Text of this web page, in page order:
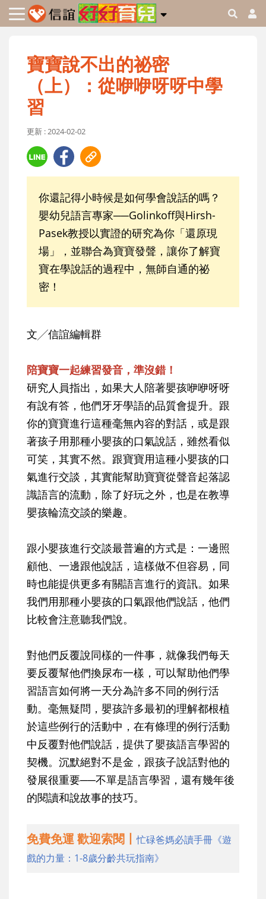
寶寶說不出的祕密
（上）：從咿咿呀呀中學
習
更新 : 2024-02-02
你還記得小時候是如何學會說話的嗎？
嬰幼兒語言專家──Golinkoff與Hirsh-
Pasek教授以實證的研究為你「還原現
場」，並聯合為寶寶發聲，讓你了解寶
寶在學說話的過程中，無師自通的祕
密！
文╱信誼編輯群
陪寶寶一起練習發音，準沒錯！
研究人員指出，如果大人陪著嬰孩咿咿呀呀
有說有答，他們牙牙學語的品質會提升。跟
你的寶寶進行這種毫無內容的對話，或是跟
著孩子用那種小嬰孩的口氣說話，雖然看似
可笑，其實不然。跟寶寶用這種小嬰孩的口
氣進行交談，其實能幫助寶寶從聲音起落認
識語言的流動，除了好玩之外，也是在教導
嬰孩輪流交談的樂趣。
跟小嬰孩進行交談最普遍的方式是：一邊照
顧他、一邊跟他說話，這樣做不但容易，同
時也能提供更多有關語言進行的資訊。如果
我們用那種小嬰孩的口氣跟他們說話，他們
比較會注意聽我們說。
對他們反覆說同樣的一件事，就像我們每天
要反覆幫他們換尿布一樣，可以幫助他們學
習語言如何將一天分為許多不同的例行活
動。毫無疑問，嬰孩許多最初的理解都根植
於這些例行的活動中，在有條理的例行活動
中反覆對他們說話，提供了嬰孩語言學習的
契機。沉默絕對不是金，跟孩子說話對他的
發展很重要──不單是語言學習，還有幾年後
的閱讀和說故事的技巧。
免費免運 歡迎索閱丨忙碌爸媽必讀手冊《遊
戲的力量：1-8歲分齡共玩指南》